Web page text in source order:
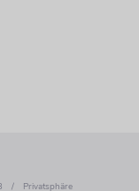
/ Privatsphäre